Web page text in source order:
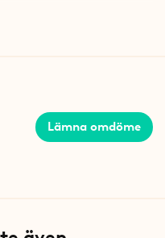
insatserna rymmer
Lämna omdöme